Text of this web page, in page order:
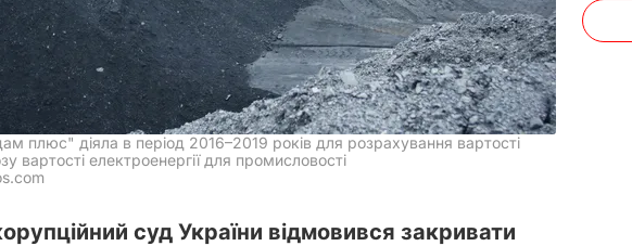
плюс" діяла в період 2016–2019 років для розрахування вартості
вартості електроенергії для промисловості
суд України відмовився закривати